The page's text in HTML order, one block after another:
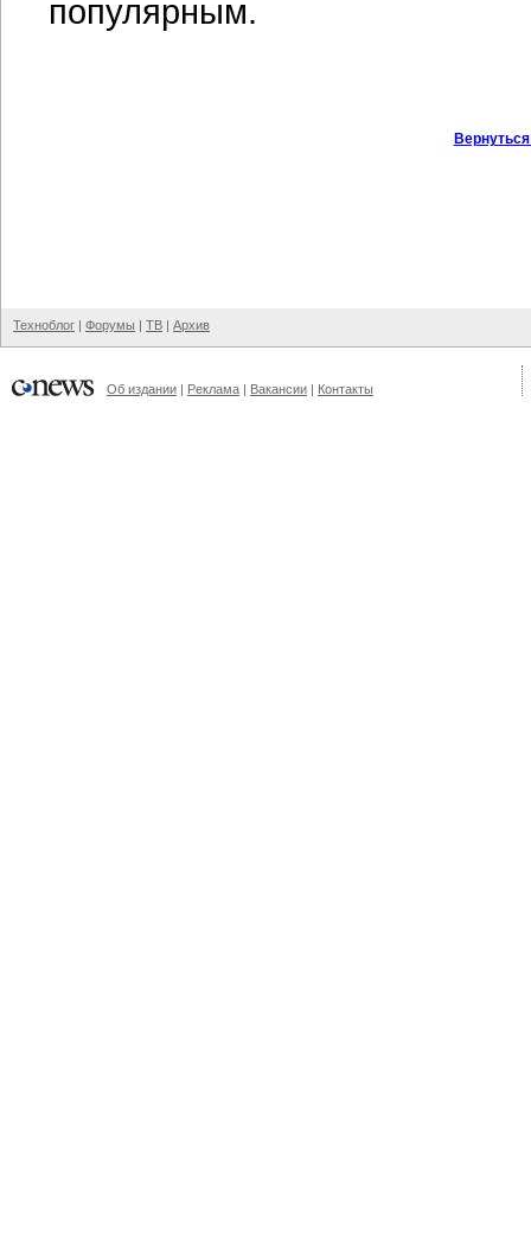
популярным.
Техноблог | Форумы | ТВ | Архив
Об издании | Реклама | Вакансии | Контакты